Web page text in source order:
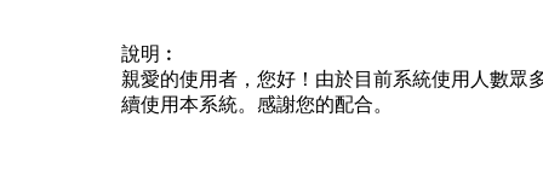
說明︰
親愛的使用者，您好！由於目前系統使用人數眾
續使用本系統。感謝您的配合。